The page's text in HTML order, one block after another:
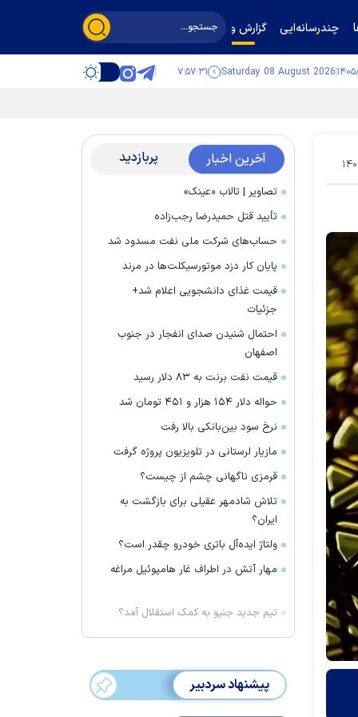
چندرسانه‌ایی گزارش و گفت‌وگو
Saturday 08 August 2026 ۷:۵۷:۳۲
۱۸ آخرین اخبار پربازدید
تصاویر | تالاب «عینک»
تأیید قتل حمیدرضا رجب‌زاده
حساب‌های شرکت ملی نفت مسدود شد
پایان کار دزد موتورسیکلت‌ها در مرند
قیمت غذای دانشجویی اعلام شد+
جزئیات
احتمال شنیدن صدای انفجار در جنوب
اصفهان
قیمت نفت برنت به ۸۳ دلار رسید
حواله دلار ۱۵۴ هزار و ۴۵۱ تومان شد
نرخ سود بین‌بانکی بالا رفت
مازیار لرستانی در تلویزیون پروژه گرفت
قرمزی ناگهانی چشم از چیست؟
تلاش شادمهر عقیلی برای بازگشت به
ایران؟
ولتاژ ایده‌آل باتری خودرو چقدر است؟
مهار آتش در اطراف غار هامپوئیل مراغه
تیم جدید جنپو به کمک استقلال آمد؟
پیشنهاد سردبیر